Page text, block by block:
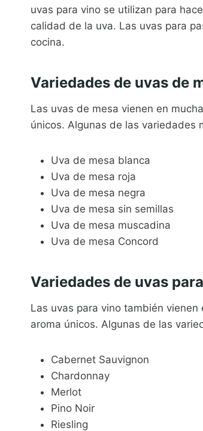
uvas para vino se utilizan para
calidad de la uva. Las uvas para
cocina.
Variedades de uvas de
Las uvas de mesa vienen en
únicos. Algunas de las variedades
Uva de mesa blanca
Uva de mesa roja
Uva de mesa negra
Uva de mesa sin semillas
Uva de mesa muscadina
Uva de mesa Concord
Variedades de uvas
Las uvas para vino también
aroma únicos. Algunas de las
Cabernet Sauvignon
Chardonnay
Merlot
Pino Noir
Riesling